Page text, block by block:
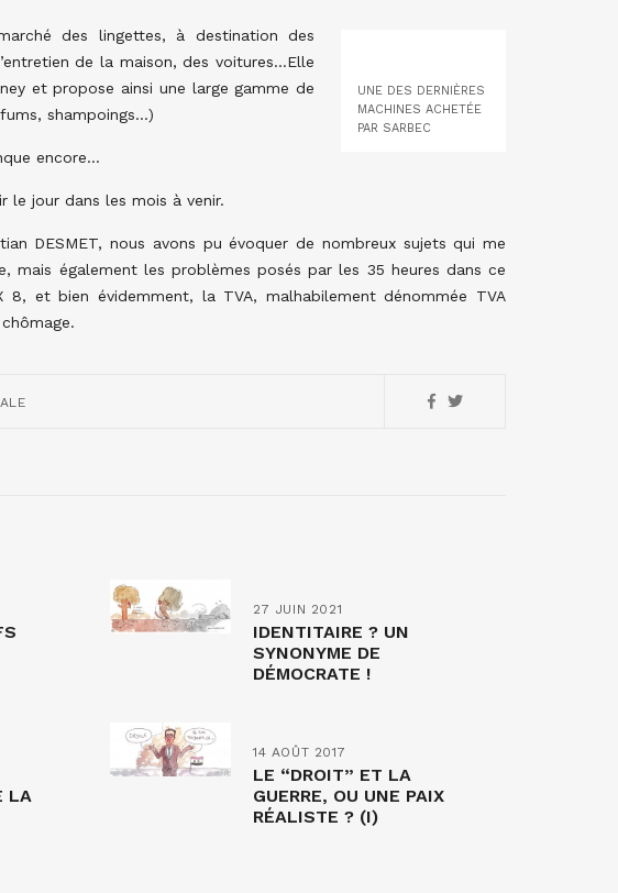
UNE DES DERNIÈRES
MACHINES ACHETÉE
PAR SARBEC
des lingettes, à destination des
de la maison, des voitures…Elle
et propose ainsi une large gamme de
shampoings…)
encore…
le jour dans les mois à venir.
DESMET, nous avons pu évoquer de nombreux sujets qui me
mais également les problèmes posés par les 35 heures dans ce
et bien évidemment, la TVA, malhabilement dénommée TVA
27 JUIN 2021
IDENTITAIRE ? UN
SYNONYME DE
DÉMOCRATE !
LA
14 AOÛT 2017
LE “DROIT” ET LA
GUERRE, OU UNE PAIX
RÉALISTE ? (I)